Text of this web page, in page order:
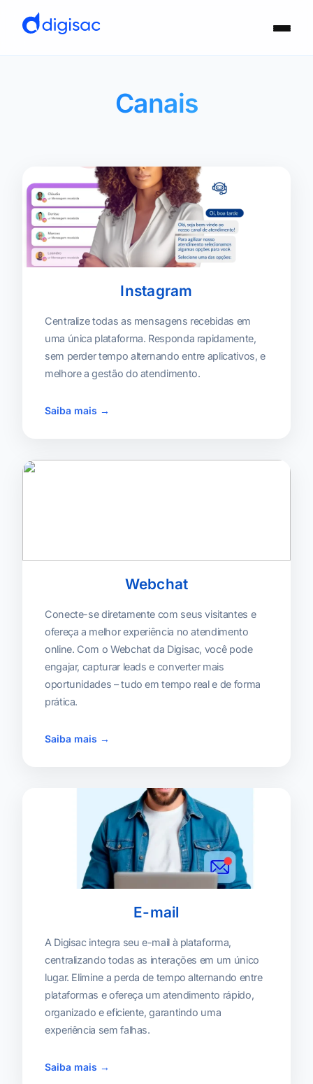
Canais
Instagram
Centralize todas as mensagens recebidas em
uma única plataforma. Responda rapidamente,
sem perder tempo alternando entre aplicativos, e
melhore a gestão do atendimento.
Saiba mais →
Webchat
Conecte-se diretamente com seus visitantes e
ofereça a melhor experiência no atendimento
online. Com o Webchat da Digisac, você pode
engajar, capturar leads e converter mais
oportunidades – tudo em tempo real e de forma
prática.
Saiba mais →
E-mail
A Digisac integra seu e-mail à plataforma,
centralizando todas as interações em um único
lugar. Elimine a perda de tempo alternando entre
plataformas e ofereça um atendimento rápido,
organizado e eficiente, garantindo uma
experiência sem falhas.
Saiba mais →